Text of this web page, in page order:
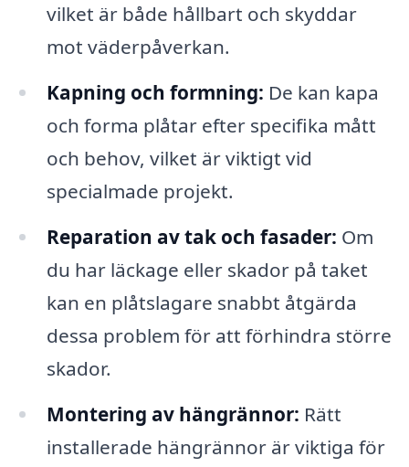
vilket är både hållbart och skyddar
mot väderpåverkan.
Kapning och formning: De kan kapa
och forma plåtar efter specifika mått
och behov, vilket är viktigt vid
specialmade projekt.
Reparation av tak och fasader: Om
du har läckage eller skador på taket
kan en plåtslagare snabbt åtgärda
dessa problem för att förhindra större
skador.
Montering av hängrännor: Rätt
installerade hängrännor är viktiga för